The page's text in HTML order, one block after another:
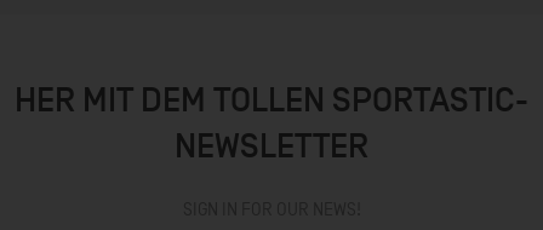
HER MIT DEM TOLLEN SPORTASTIC-
NEWSLETTER